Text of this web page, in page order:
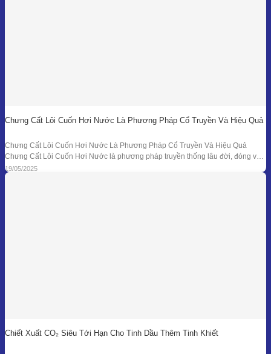
Chưng Cất Lôi Cuốn Hơi Nước Là Phương Pháp Cổ Truyền Và Hiệu Quả
Chưng Cất Lôi Cuốn Hơi Nước Là Phương Pháp Cổ Truyền Và Hiệu Quả
Chưng Cất Lôi Cuốn Hơi Nước là phương pháp truyền thống lâu đời, đóng vai
trò nền tảng trong ngành chiết xuất tinh dầu thiên nhiên. Từ những nồi đồng thủ
công ở các làng nghề cho đến hệ thống chưng
19/05/2025
Chiết Xuất CO₂ Siêu Tới Hạn Cho Tinh Dầu Thêm Tinh Khiết